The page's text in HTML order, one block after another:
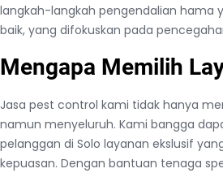
langkah-langkah pengendalian hama
baik, yang difokuskan pada
Mengapa Memilih
Jasa pest control kami tidak hanya
namun menyeluruh. Kami bangga
pelanggan di Solo layanan ekslusif
kepuasan. Dengan bantuan tenaga